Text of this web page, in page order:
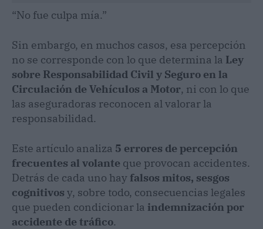
“No fue culpa mía.”
Sin embargo, en muchos casos, esa percepción
no se corresponde con lo que determina la Ley
sobre Responsabilidad Civil y Seguro en la
Circulación de Vehículos a Motor, ni con lo que
las aseguradoras reconocen al valorar la
responsabilidad.
Este artículo analiza 5 errores de percepción
frecuentes al volante que provocan accidentes.
Detrás de cada uno hay falsos mitos, sesgos
cognitivos y, sobre todo, consecuencias legales
que pueden condicionar la indemnización por
accidente de tráfico.